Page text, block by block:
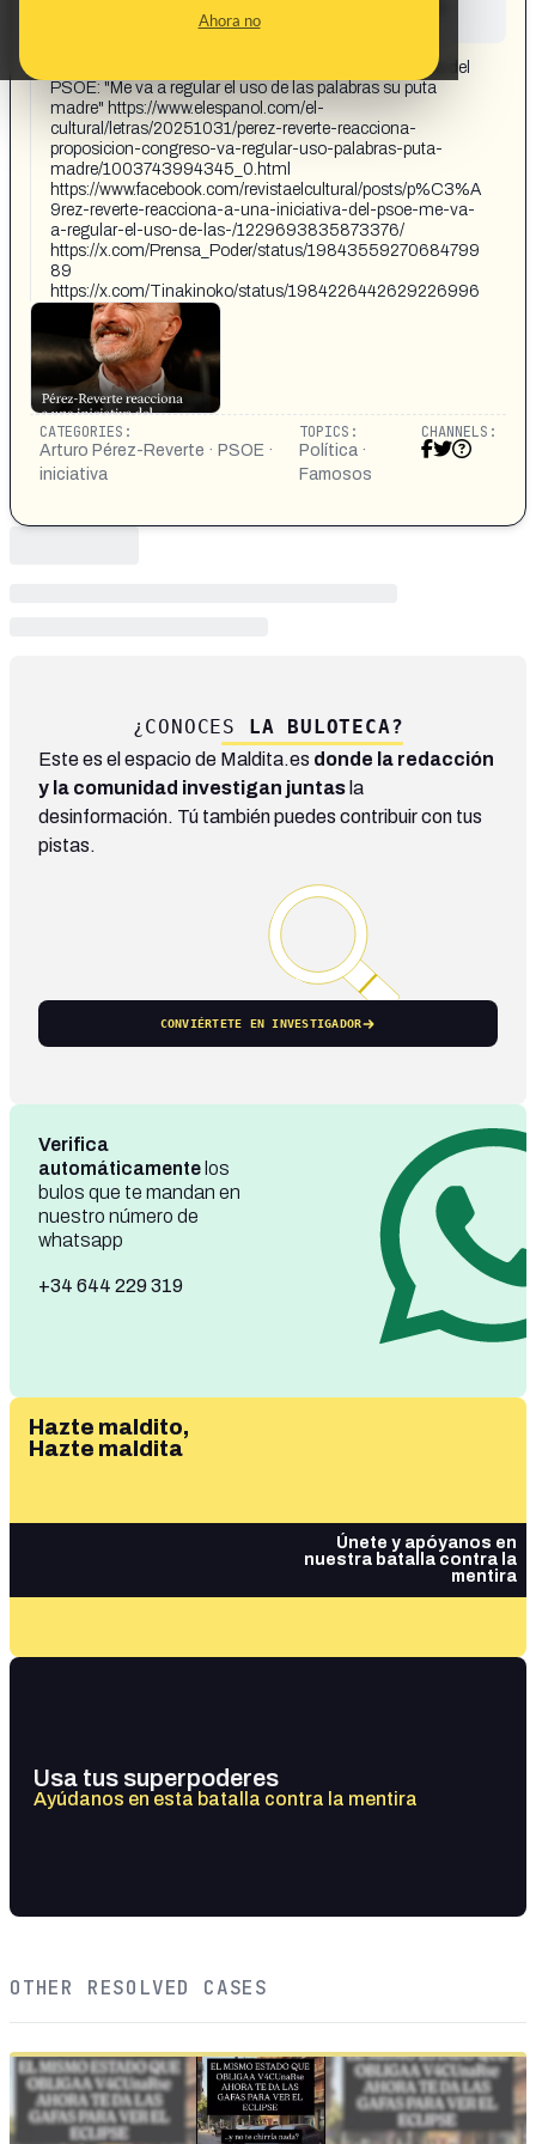
Ahora no
EL ESPAÑOL Pérez-Reverte reacciona a una iniciativa del
PSOE: "Me va a regular el uso de las palabras su puta
madre" https://www.elespanol.com/el-
cultural/letras/20251031/perez-reverte-reacciona-
proposicion-congreso-va-regular-uso-palabras-puta-
madre/1003743994345_0.html
https://www.facebook.com/revistaelcultural/posts/p%C3%A
9rez-reverte-reacciona-a-una-iniciativa-del-psoe-me-va-
a-regular-el-uso-de-las-/1229693835873376/
https://x.com/Prensa_Poder/status/19843559270684799
89
https://x.com/Tinakinoko/status/1984226442629226996
CATEGORIES:
Arturo Pérez-Reverte · PSOE ·
iniciativa
TOPICS:
Política ·
Famosos
CHANNELS:
¿CONOCES LA BULOTECA?
Este es el espacio de Maldita.es donde la redacción
y la comunidad investigan juntas la
desinformación. Tú también puedes contribuir con tus
pistas.
CONVIÉRTETE EN INVESTIGADOR
Verifica
automáticamente los
bulos que te mandan en
nuestro número de
whatsapp
+34 644 229 319
Hazte maldito,
Hazte maldita
Únete y apóyanos en
nuestra batalla contra la
mentira
Usa tus superpoderes
Ayúdanos en esta batalla contra la mentira
OTHER RESOLVED CASES